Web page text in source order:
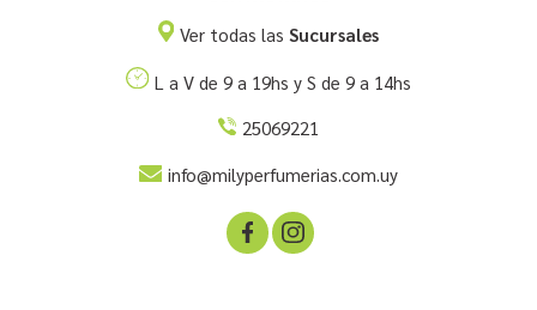
Ver todas las Sucursales
L a V de 9 a 19hs y S de 9 a 14hs
25069221
info@milyperfumerias.com.uy